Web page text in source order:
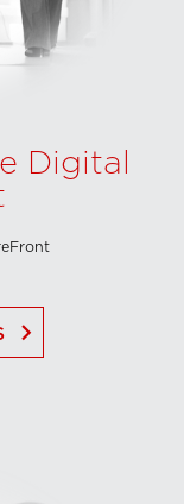
Digital
keyboard_arrow_right